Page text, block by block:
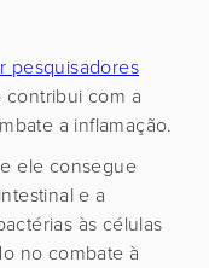
pesquisadores
com a
a inflamação.
ele consegue
e a
às células
no combate à